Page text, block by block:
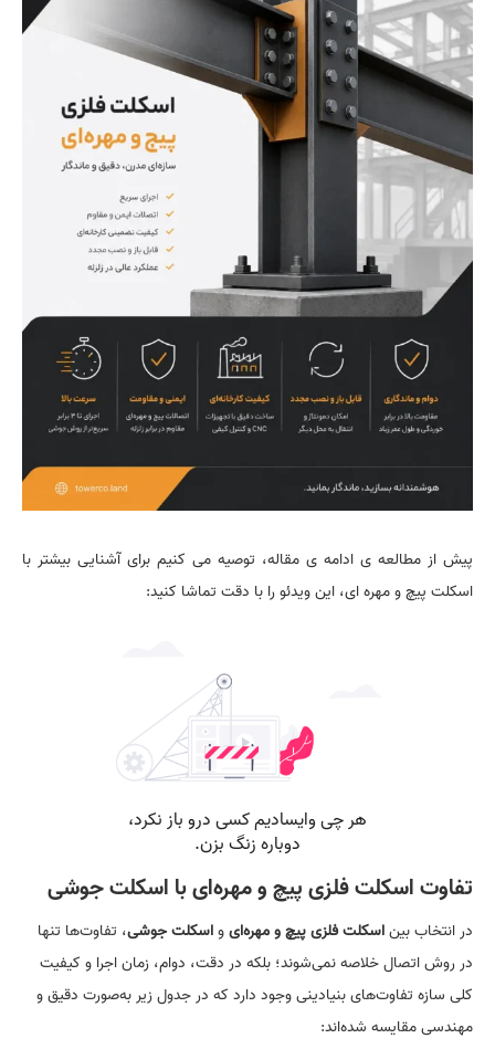
پیش از مطالعه ی ادامه ی مقاله، توصیه می کنیم برای آشنایی بیشتر با
اسکلت پیچ و مهره ای، این ویدئو را با دقت تماشا کنید:
تفاوت اسکلت فلزی پیچ و مهره‌ای با اسکلت جوشی
در انتخاب بیناسکلت فلزی پیچ و مهره‌ایواسکلت جوشی، تفاوت‌ها تنها
در روش اتصال خلاصه نمی‌شوند؛ بلکه در دقت، دوام، زمان اجرا و کیفیت
کلی سازه تفاوت‌های بنیادینی وجود دارد که در جدول زیر به‌صورت دقیق و
مهندسی مقایسه شده‌اند: